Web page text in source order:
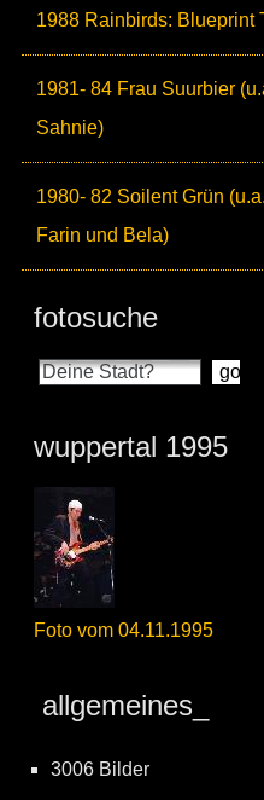
1988 Rainbirds: Blueprint
1981- 84 Frau Suurbier
Sahnie)
1980- 82 Soilent Grün (u.a.
Farin und Bela)
fotosuche
wuppertal 1995
Foto vom 04.11.1995
allgemeines_
3006 Bilder